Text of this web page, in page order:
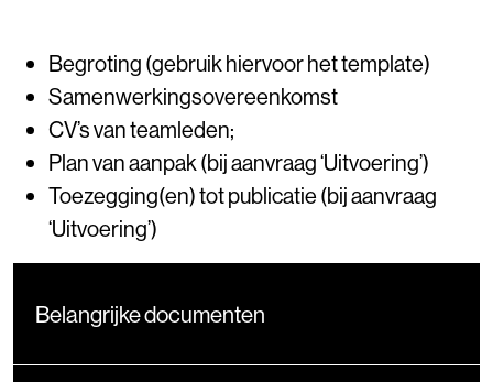
Begroting (gebruik hiervoor het template)
Samenwerkingsovereenkomst
CV’s van teamleden;
Plan van aanpak (bij aanvraag ‘Uitvoering’)
Toezegging(en) tot publicatie (bij aanvraag
‘Uitvoering’)
Belangrijke documenten